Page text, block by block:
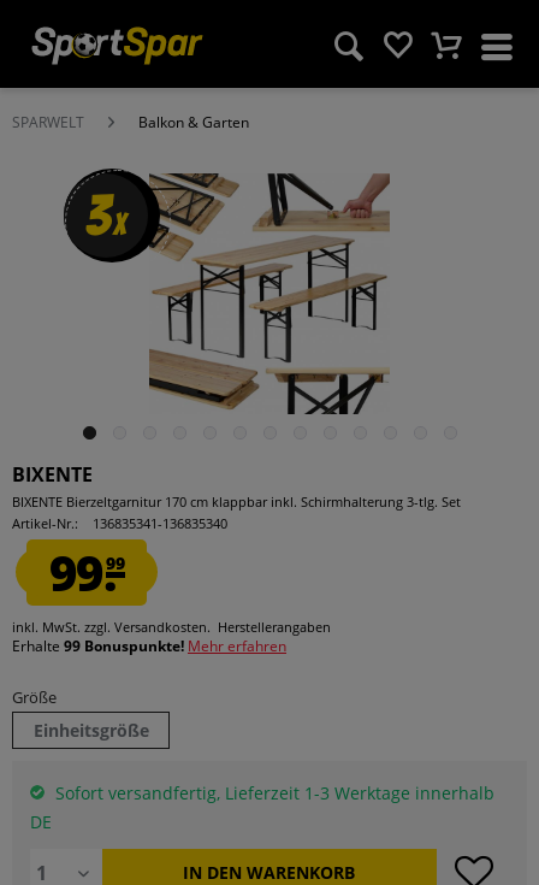
SPARWELT Balkon & Garten
3x
BIXENTE
BIXENTE Bierzeltgarnitur 170 cm klappbar inkl. Schirmhalterung 3-tlg. Set
Artikel-Nr.:
136835341-136835340
99.99
inkl. MwSt. zzgl. Versandkosten. Herstellerangaben
Erhalte 99 Bonuspunkte! Mehr erfahren
Größe
Einheitsgröße
Sofort versandfertig, Lieferzeit 1-3 Werktage innerhalb
DE
IN DEN WARENKORB